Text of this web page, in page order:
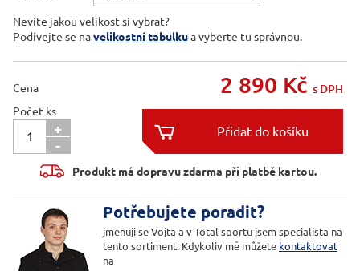
Nevíte jakou velikost si vybrat?
Podívejte se navelikostní tabulkua vyberte tu správnou.
Cena 2 890 Kč s DPH
Počet ks
+
-


Produkt má dopravu zdarma při platbě kartou.
Potřebujete poradit?
jmenuji se Vojta a v Total sportu jsem specialista na
tento sortiment. Kdykoliv mě můžete kontaktovat
na